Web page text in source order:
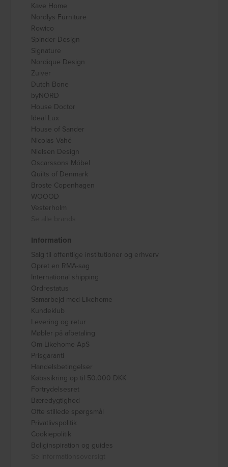
Kave Home
Nordlys Furniture
Rowico
Spinder Design
Signature
Nordique Design
Zuiver
Dutch Bone
byNORD
House Doctor
Ideal Lux
House of Sander
Nicolas Vahé
Nielsen Design
Oscarssons Móbel
Quilts of Denmark
Broste Copenhagen
WOOOD
Vesterholm
Information
Salg til offentlige institutioner og erhverv
Opret en RMA-sag
International shipping
Ordrestatus
Samarbejd med Likehome
Kundeklub
Levering og retur
Møbler på afbetaling
Om Likehome ApS
Prisgaranti
Handelsbetingelser
Købssikring op til 50.000 DKK
Fortrydelsesret
Bæredygtighed
Ofte stillede spørgsmål
Privatlivspolitik
Cookiepolitik
Boliginspiration og guides